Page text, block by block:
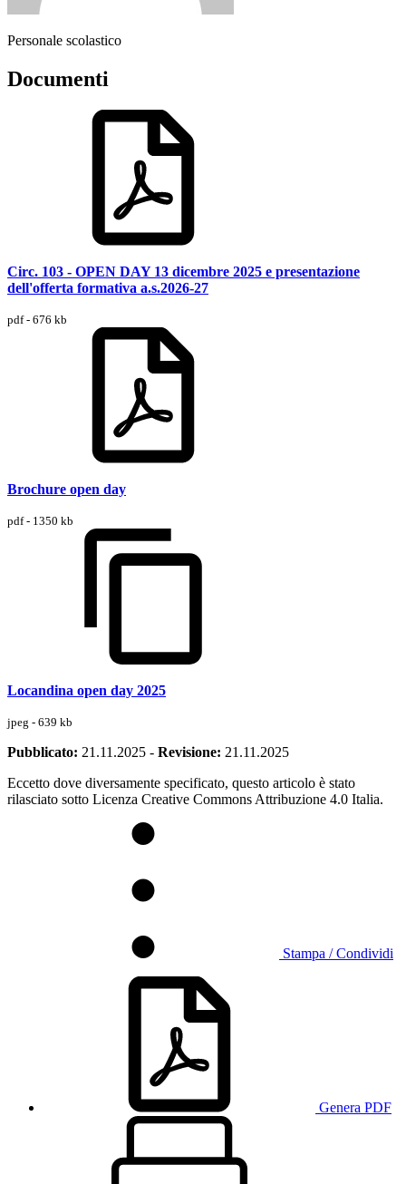
Personale scolastico
Documenti
Circ. 103 - OPEN DAY 13 dicembre 2025 e presentazione
dell'offerta formativa a.s.2026-27
pdf - 676 kb
Brochure open day
pdf - 1350 kb
Locandina open day 2025
jpeg - 639 kb
Pubblicato: 21.11.2025 - Revisione: 21.11.2025
Eccetto dove diversamente specificato, questo articolo è stato
rilasciato sotto Licenza Creative Commons Attribuzione 4.0 Italia.
Stampa / Condividi
Genera PDF